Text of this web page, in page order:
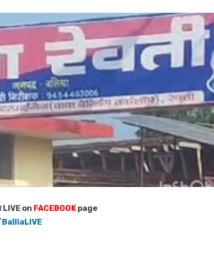
LIVE on FACEBOOK page